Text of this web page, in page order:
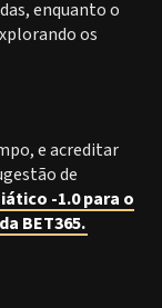
enquanto o
os
e acreditar
de
-1.0 para o
BET365.